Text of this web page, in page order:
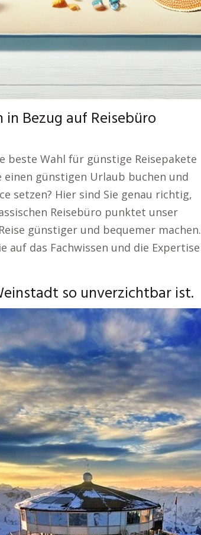
Bezug auf Reisebüro
beste Wahl für günstige Reisepakete
günstigen Urlaub buchen und
setzen? Hier sind Sie genau richtig,
Reisebüro punktet unser
günstiger und bequemer machen.
auf das Fachwissen und die Expertise
so unverzichtbar ist.